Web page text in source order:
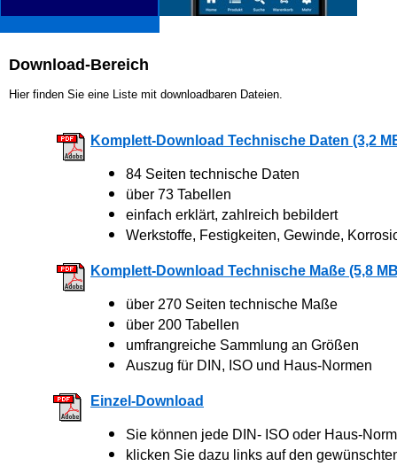
Download-Bereich
Hier finden Sie eine Liste mit downloadbaren Dateien.
Komplett-Download Technische Daten (3,2
84 Seiten technische Daten
über 73 Tabellen
einfach erklärt, zahlreich bebildert
Werkstoffe, Festigkeiten, Gewinde,
Komplett-Download Technische Maße (5,8
über 270 Seiten technische Maße
über 200 Tabellen
umfrangreiche Sammlung an Größen
Auszug für DIN, ISO und Haus-Normen
Einzel-Download
Sie können jede DIN- ISO oder Haus-
klicken Sie dazu links auf den